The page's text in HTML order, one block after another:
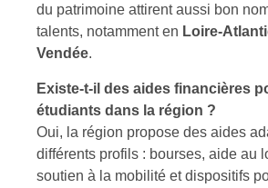
du patrimoine attirent aussi bon
talents, notamment en Loire-
Vendée.
Existe-t-il des aides financières
étudiants dans la région ?
Oui, la région propose des aides
différents profils : bourses, aide au
soutien à la mobilité et dispositifs